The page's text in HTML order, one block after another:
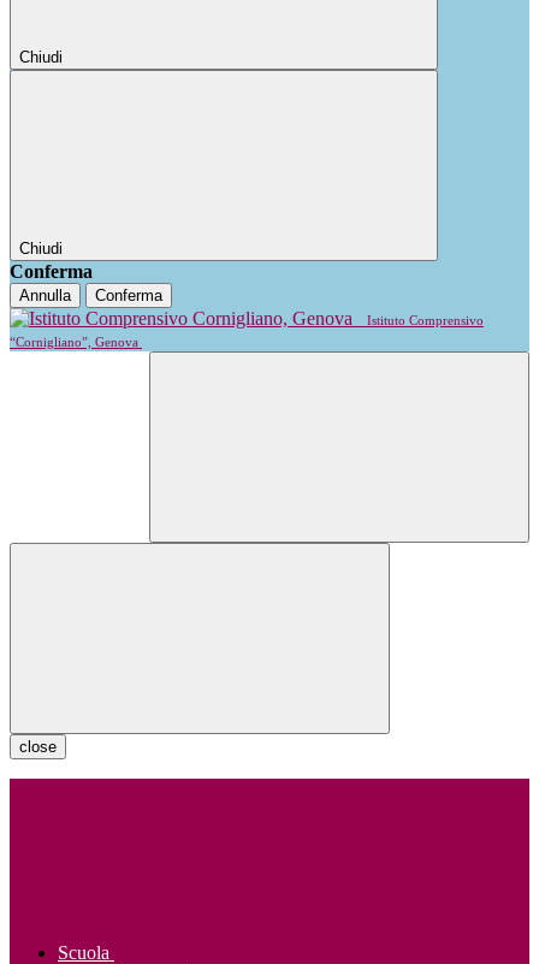
Chiudi
Chiudi
Conferma
Annulla Conferma
Istituto Comprensivo
“Cornigliano”, Genova
close
Scuola